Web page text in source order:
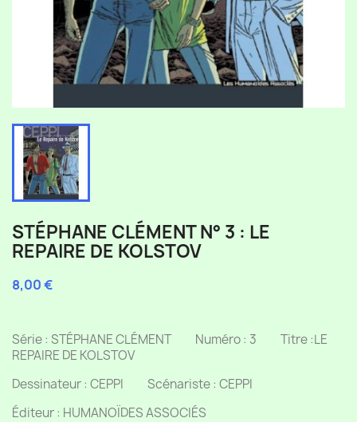
STÉPHANE CLÉMENT N° 3 : LE
REPAIRE DE KOLSTOV
8,00 €
Série : STÉPHANE CLÉMENT Numéro : 3 Titre :LE
REPAIRE DE KOLSTOV
Dessinateur : CEPPI Scénariste : CEPPI
Éditeur : HUMANOÏDES ASSOCIÉS